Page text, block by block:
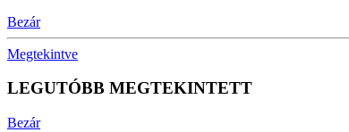
Bezár
Megtekintve
LEGUTÓBB MEGTEKINTETT
Bezár